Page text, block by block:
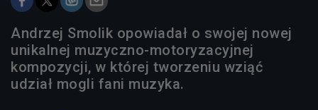
Andrzej Smolik opowiadał o swojej nowej
unikalnej muzyczno-motoryzacyjnej
kompozycji, w której tworzeniu wziąć
udział mogli fani muzyka.